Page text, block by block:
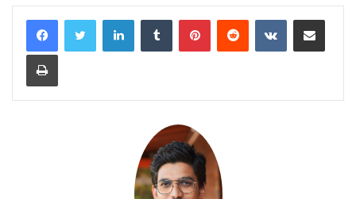
LinkedInTumblr PinterestReddit VKontakteShare via Email
Print